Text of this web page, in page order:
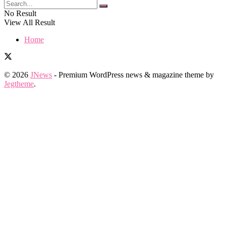
No Result
View All Result
Home
© 2026 JNews - Premium WordPress news & magazine theme by
Jegtheme.